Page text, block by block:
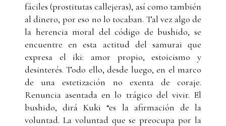
fáciles (prostitutas callejeras), así como también
al dinero, por eso no lo tocaban. Tal vez algo de
la herencia moral del código de bushido, se
encuentre en esta actitud del samurai que
expresa el iki: amor propio, estoicismo y
desinterés. Todo ello, desde luego, en el marco
de una estetización no exenta de coraje.
Renuncia asentada en lo trágico del vivir. El
bushido, dirá Kuki “es la afirmación de la
voluntad. La voluntad que se preocupa por la